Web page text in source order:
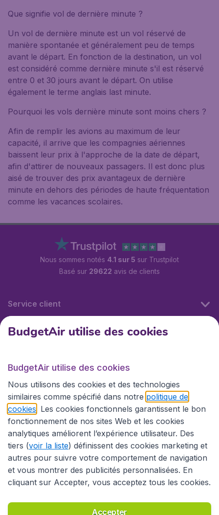
Que signifie vol de dernière minute ?
Un vol de dernière minute est un vol réservé de
manière spontanée et généralement peu de temps
avant le départ. En fonction de la destination, un vol
est considéré comme dernière minute s'il est réservé
entre 0 et 30 jours avant le départ. On utilise
également le terme anglais last minute.
Pourquoi les vols dernière minute sont moins chers ?
Afin de remplir les avions au maximum de leur
capacité, il arrive que les compagnies aériennes
baissent leur prix à l'approche de la date de départ,
afin d'attirer de nouveaux passagers. Il est donc plus
aisé de trouver des prix avantageux de dernière
minute en dehors des périodes de haute fréquentation
comme les vacances scolaires.
Nous sommes notés 4.1 sur 5 sur Trustpilot
Basé sur 29622 avis de clients
Service client
BudgetAir.fr
Sites internationaux
Déclaration d’accessibilité
Conditions générales
Déclaration de confidentialité
BudgetAir utilise des cookies
BudgetAir utilise des cookies
Nous utilisons des cookies et des technologies
similaires comme spécifié dans notre politique de
cookies . Les cookies fonctionnels garantissent le bon
fonctionnement de nos sites Web et les cookies
analytiques améliorent l’expérience utilisateur. Des
tiers (voir la liste) définissent des cookies marketing et
autres pour suivre votre comportement de navigation
et vous montrer des publicités personnalisées. En
cliquant sur Accepter, vous acceptez tous les cookies.
Accepter